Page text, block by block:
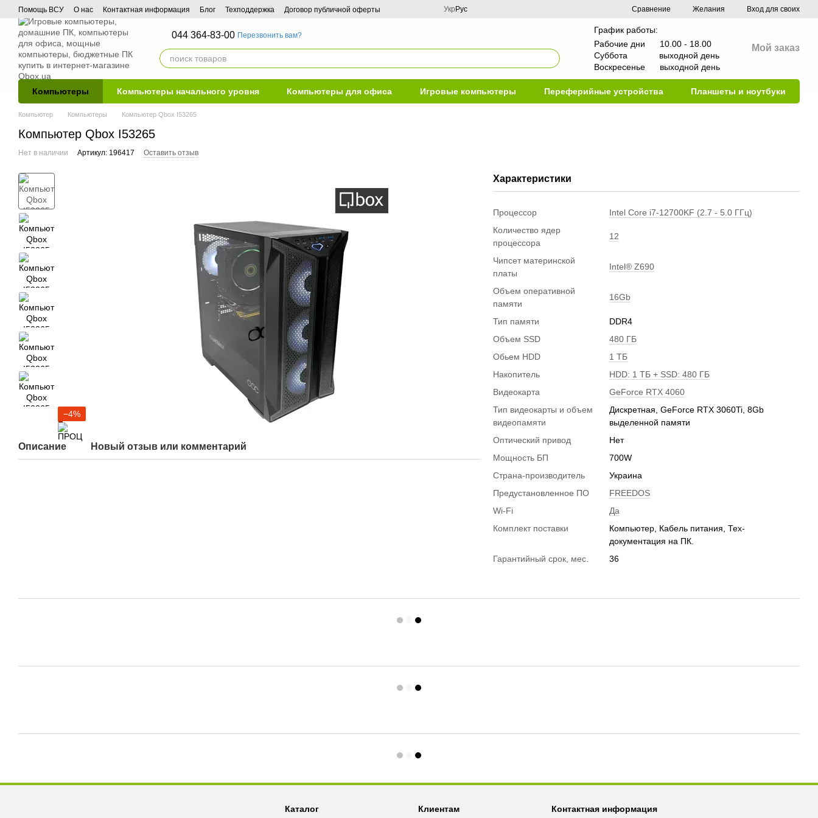
Перейти к основному контенту
Помощь ВСУ О нас Контактная информация Блог Техподдержка Договор публичной оферты Укр Рус Сравнение Желания Вход для своих
044 364-83-00 Перезвонить вам?
График работы:
Рабочие дни 10.00 - 18.00
Суббота выходной день
Воскресенье выходной день
Мой заказ
Компьютеры Компьютеры начального уровня Компьютеры для офиса Игровые компьютеры Переферийные устройства Планшеты и ноутбуки
Компьютер Компьютеры Компьютер Qbox I53265
Компьютер Qbox I53265
Нет в наличии Артикул: 196417 Оставить отзыв
−4%
Описание Новый отзыв или комментарий
Характеристики
Процессор
Intel Core i7-12700KF (2.7 - 5.0 ГГц)
Количество ядер
процессора
12
Чипсет материнской
платы
Intel® Z690
Объем оперативной
памяти
16Gb
Тип памяти
DDR4
Объем SSD
480 ГБ
Обьем HDD
1 ТБ
Накопитель
HDD: 1 ТБ + SSD: 480 ГБ
Видеокарта
GeForce RTX 4060
Тип видеокарты и объем
видеопамяти
Дискретная, GeForce RTX 3060Ti, 8Gb
выделенной памяти
Оптический привод
Нет
Мощность БП
700W
Страна-производитель
Украина
Предустановленное ПО
FREEDOS
Wi-Fi
Да
Комплект поставки
Компьютер, Кабель питания, Тех-
документация на ПК.
Гарантийный срок, мес.
36
Каталог Клиентам Контактная информация